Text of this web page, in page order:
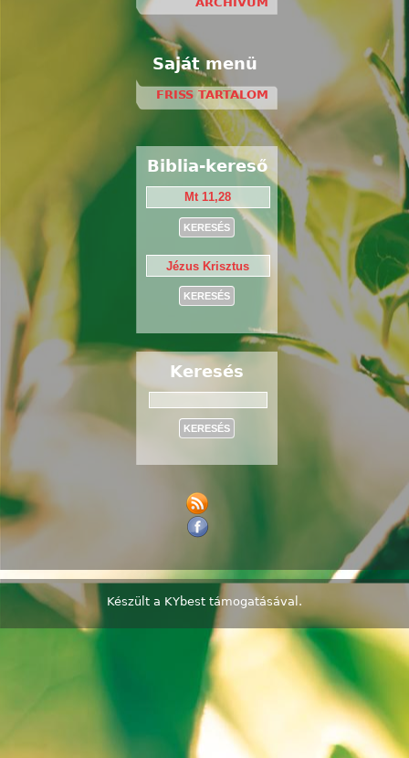
Saját menü
FRISS TARTALOM
Biblia-kereső
Keresés
Készült a KYbest támogatásával.